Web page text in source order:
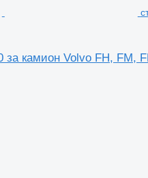
камион Volvo FH, FM,